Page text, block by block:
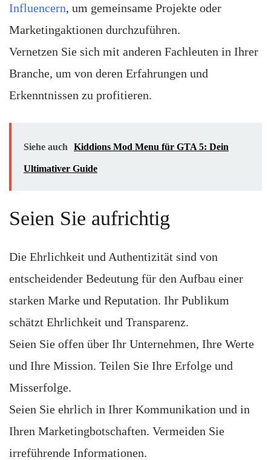
Influencern, um gemeinsame Projekte oder
Marketingaktionen durchzuführen.
Vernetzen Sie sich mit anderen Fachleuten in Ihrer
Branche, um von deren Erfahrungen und
Erkenntnissen zu profitieren.
Siehe auch Kiddions Mod Menu für GTA 5: Dein
Ultimativer Guide
Seien Sie aufrichtig
Die Ehrlichkeit und Authentizität sind von
entscheidender Bedeutung für den Aufbau einer
starken Marke und Reputation. Ihr Publikum
schätzt Ehrlichkeit und Transparenz.
Seien Sie offen über Ihr Unternehmen, Ihre Werte
und Ihre Mission. Teilen Sie Ihre Erfolge und
Misserfolge.
Seien Sie ehrlich in Ihrer Kommunikation und in
Ihren Marketingbotschaften. Vermeiden Sie
irreführende Informationen.